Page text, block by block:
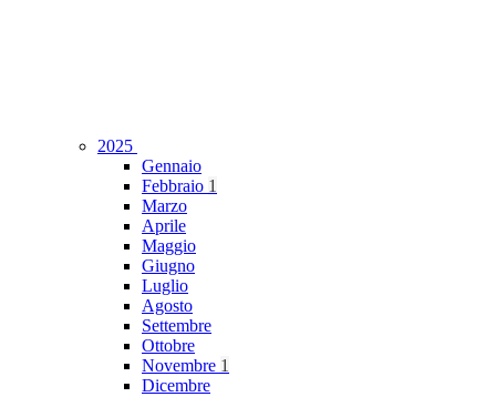
2025
Gennaio
Febbraio 1
Marzo
Aprile
Maggio
Giugno
Luglio
Agosto
Settembre
Ottobre
Novembre 1
Dicembre